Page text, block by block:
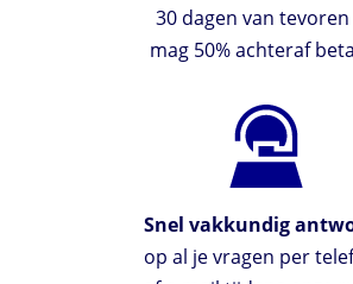
30 dagen van tevoren
mag 50% achteraf
Snel vakkundig
op al je vragen per